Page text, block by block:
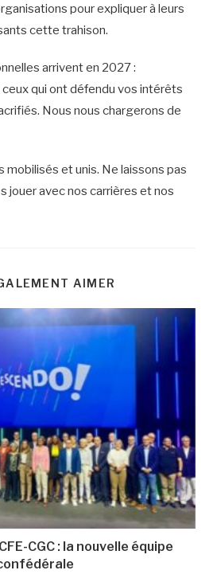
pour expliquer à leurs
cette trahison.
arrivent en 2027 :
qui ont défendu vos intérêts
Nous nous chargerons de
mobilisés et unis. Ne laissons pas
jouer avec nos carrières et nos
AIMER
CGC : la nouvelle équipe